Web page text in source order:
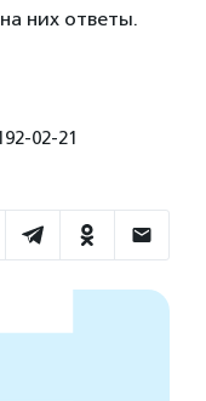
них ответы.
02-21